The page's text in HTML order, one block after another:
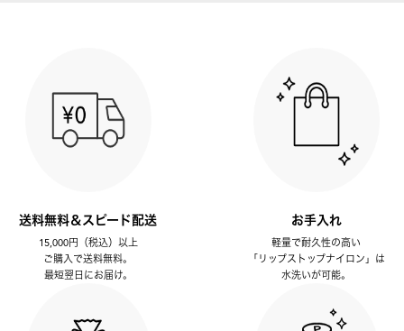
送料無料＆スピード配送
15,000円（税込）以上
ご購入で送料無料。
最短翌日にお届け。
お手入れ
軽量で耐久性の高い
「リップストップナイロン」は
水洗いが可能。